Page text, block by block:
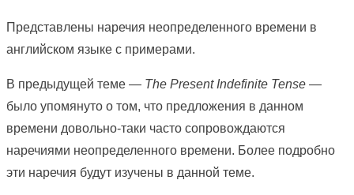
Представлены наречия неопределенного времени в
английском языке с примерами.
В предыдущей теме — The Present Indefinite Tense —
было упомянуто о том, что предложения в данном
времени довольно-таки часто сопровождаются
наречиями неопределенного времени. Более подробно
эти наречия будут изучены в данной теме.